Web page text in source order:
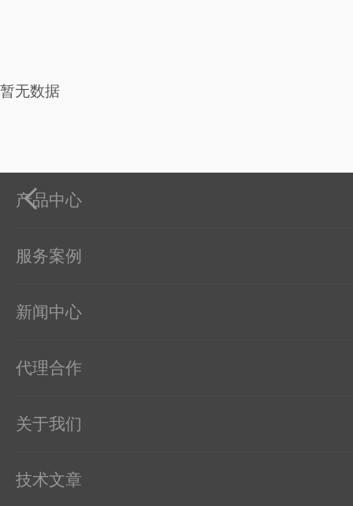
暂无数据
产品中心
服务案例
新闻中心
代理合作
关于我们
技术文章